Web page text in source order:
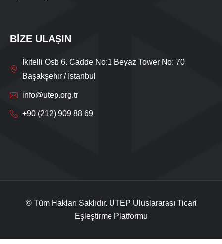
BİZE ULAŞIN
İkitelli Osb 6. Cadde No:1 Beyaz Tower No: 70
Başakşehir / İstanbul
info@utep.org.tr
+90 (212) 909 88 69
© Tüm Hakları Saklıdır. UTEP Uluslararası Ticari
Eşleştirme Platformu